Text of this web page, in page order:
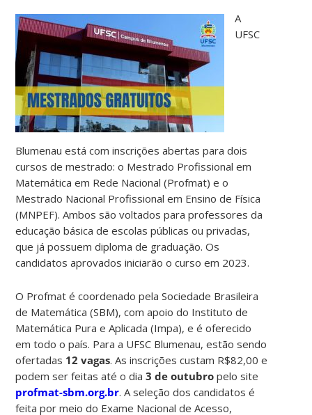
A
UFSC
Blumenau está com inscrições abertas para dois
cursos de mestrado: o Mestrado Profissional em
Matemática em Rede Nacional (Profmat) e o
Mestrado Nacional Profissional em Ensino de Física
(MNPEF). Ambos são voltados para professores da
educação básica de escolas públicas ou privadas,
que já possuem diploma de graduação. Os
candidatos aprovados iniciarão o curso em 2023.
O Profmat é coordenado pela Sociedade Brasileira
de Matemática (SBM), com apoio do Instituto de
Matemática Pura e Aplicada (Impa), e é oferecido
em todo o país. Para a UFSC Blumenau, estão sendo
ofertadas 12 vagas. As inscrições custam R$82,00 e
podem ser feitas até o dia3 de outubro pelo site
profmat-sbm.org.br. A seleção dos candidatos é
feita por meio do Exame Nacional de Acesso,